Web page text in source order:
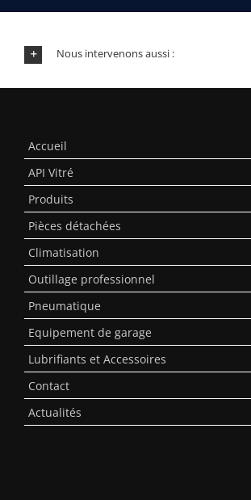
Nous intervenons aussi :
Accueil
API Vitré
Produits
Pièces détachées
Climatisation
Outillage professionnel
Pneumatique
Equipement de garage
Lubrifiants et Accessoires
Contact
Actualités